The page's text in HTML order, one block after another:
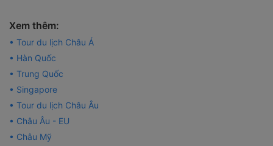
Xem thêm:
• Tour du lịch Châu Á
• Hàn Quốc
• Trung Quốc
• Singapore
• Tour du lịch Châu Âu
• Châu Âu - EU
• Châu Mỹ